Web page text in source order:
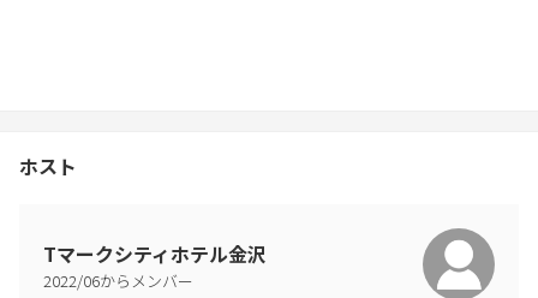
ホスト
Tマークシティホテル金沢
2022/06からメンバー